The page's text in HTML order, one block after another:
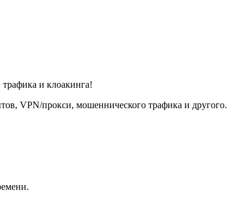
и клоакинга!
VPN/прокси, мошеннического трафика и другого.